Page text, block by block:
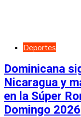
Deportes
Dominicana
Nicaragua y
en la Súper
Domingo 2026